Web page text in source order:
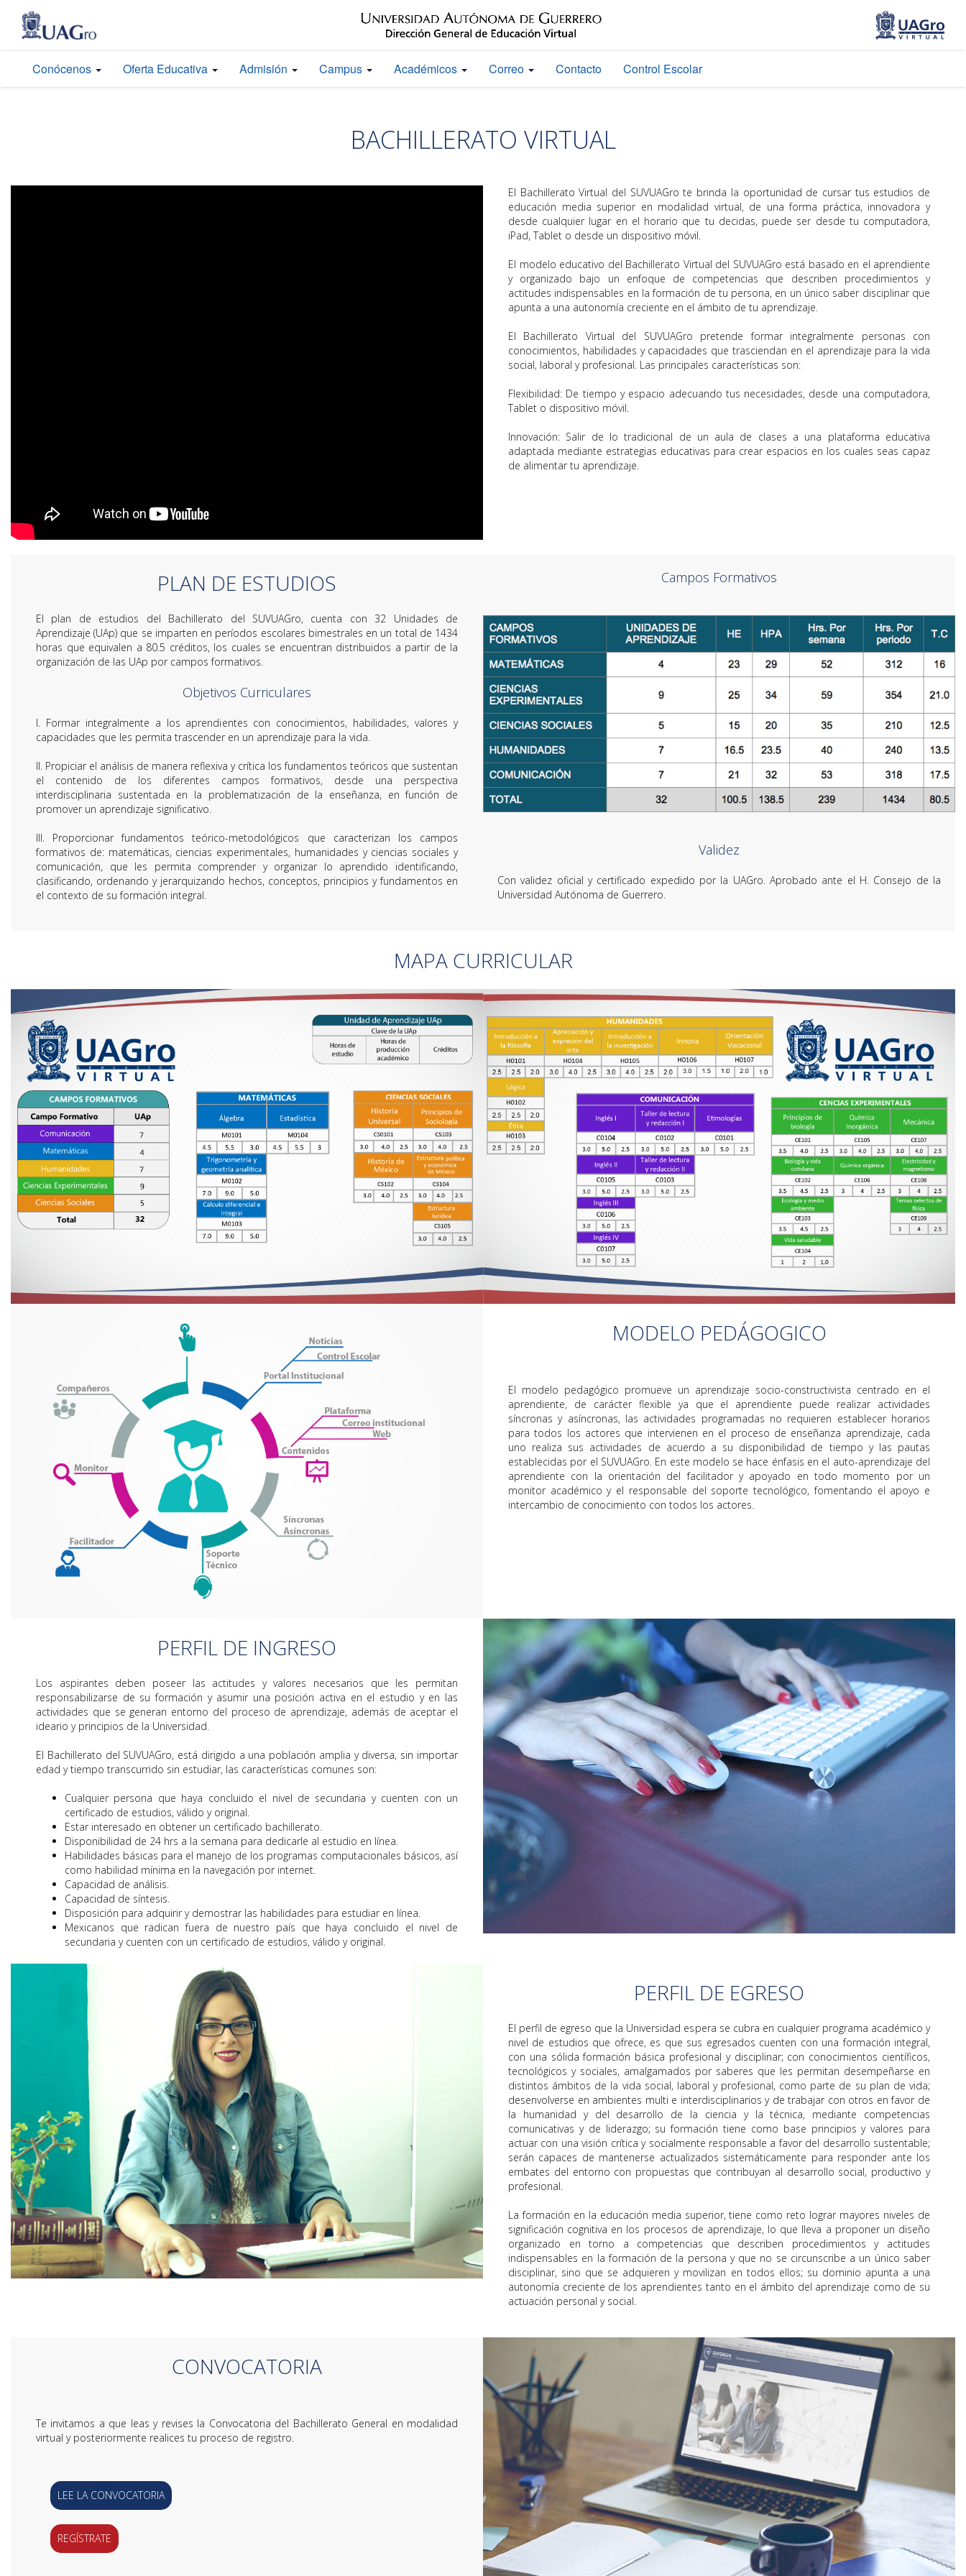
Conócenos Oferta Educativa Admisión Campus Académicos Correo Contacto Control Escolar
BACHILLERATO VIRTUAL
El Bachillerato Virtual del SUVUAGro te brinda la oportunidad de cursar tus estudios de
educación media superior en modalidad virtual, de una forma práctica, innovadora y
desde cualquier lugar en el horario que tu decidas, puede ser desde tu computadora,
iPad, Tablet o desde un dispositivo móvil.
El modelo educativo del Bachillerato Virtual del SUVUAGro está basado en el aprendiente
y organizado bajo un enfoque de competencias que describen procedimientos y
actitudes indispensables en la formación de tu persona, en un único saber disciplinar que
apunta a una autonomía creciente en el ámbito de tu aprendizaje.
El Bachillerato Virtual del SUVUAGro pretende formar integralmente personas con
conocimientos, habilidades y capacidades que trasciendan en el aprendizaje para la vida
social, laboral y profesional. Las principales características son:
Flexibilidad: De tiempo y espacio adecuando tus necesidades, desde una computadora,
Tablet o dispositivo móvil.
Innovación: Salir de lo tradicional de un aula de clases a una plataforma educativa
adaptada mediante estrategias educativas para crear espacios en los cuales seas capaz
de alimentar tu aprendizaje.
Campos Formativos
Validez
Con validez oficial y certificado expedido por la UAGro. Aprobado ante el H. Consejo de la
Universidad Autónoma de Guerrero.
PLAN DE ESTUDIOS
El plan de estudios del Bachillerato del SUVUAGro, cuenta con 32 Unidades de
Aprendizaje (UAp) que se imparten en períodos escolares bimestrales en un total de 1434
horas que equivalen a 80.5 créditos, los cuales se encuentran distribuidos a partir de la
organización de las UAp por campos formativos.
Objetivos Curriculares
I. Formar integralmente a los aprendientes con conocimientos, habilidades, valores y
capacidades que les permita trascender en un aprendizaje para la vida.
II. Propiciar el análisis de manera reflexiva y crítica los fundamentos teóricos que sustentan
el contenido de los diferentes campos formativos, desde una perspectiva
interdisciplinaria sustentada en la problematización de la enseñanza, en función de
promover un aprendizaje significativo.
III. Proporcionar fundamentos teórico-metodológicos que caracterizan los campos
formativos de: matemáticas, ciencias experimentales, humanidades y ciencias sociales y
comunicación, que les permita comprender y organizar lo aprendido identificando,
clasificando, ordenando y jerarquizando hechos, conceptos, principios y fundamentos en
el contexto de su formación integral.
MAPA CURRICULAR
MODELO PEDÁGOGICO
El modelo pedagógico promueve un aprendizaje socio-constructivista centrado en el
aprendiente, de carácter flexible ya que el aprendiente puede realizar actividades
síncronas y asíncronas, las actividades programadas no requieren establecer horarios
para todos los actores que intervienen en el proceso de enseñanza aprendizaje, cada
uno realiza sus actividades de acuerdo a su disponibilidad de tiempo y las pautas
establecidas por el SUVUAGro. En este modelo se hace énfasis en el auto-aprendizaje del
aprendiente con la orientación del facilitador y apoyado en todo momento por un
monitor académico y el responsable del soporte tecnológico, fomentando el apoyo e
intercambio de conocimiento con todos los actores.
PERFIL DE INGRESO
Los aspirantes deben poseer las actitudes y valores necesarios que les permitan
responsabilizarse de su formación y asumir una posición activa en el estudio y en las
actividades que se generan entorno del proceso de aprendizaje, además de aceptar el
ideario y principios de la Universidad.
El Bachillerato del SUVUAGro, está dirigido a una población amplia y diversa, sin importar
edad y tiempo transcurrido sin estudiar, las características comunes son:
Cualquier persona que haya concluido el nivel de secundaria y cuenten con un
certificado de estudios, válido y original.
Estar interesado en obtener un certificado bachillerato.
Disponibilidad de 24 hrs a la semana para dedicarle al estudio en línea.
Habilidades básicas para el manejo de los programas computacionales básicos, así
como habilidad mínima en la navegación por internet.
Capacidad de análisis.
Capacidad de síntesis.
Disposición para adquirir y demostrar las habilidades para estudiar en línea.
Mexicanos que radican fuera de nuestro país que haya concluido el nivel de
secundaria y cuenten con un certificado de estudios, válido y original.
PERFIL DE EGRESO
El perfil de egreso que la Universidad espera se cubra en cualquier programa académico y
nivel de estudios que ofrece, es que sus egresados cuenten con una formación integral,
con una sólida formación básica profesional y disciplinar; con conocimientos científicos,
tecnológicos y sociales, amalgamados por saberes que les permitan desempeñarse en
distintos ámbitos de la vida social, laboral y profesional, como parte de su plan de vida;
desenvolverse en ambientes multi e interdisciplinarios y de trabajar con otros en favor de
la humanidad y del desarrollo de la ciencia y la técnica, mediante competencias
comunicativas y de liderazgo; su formación tiene como base principios y valores para
actuar con una visión crítica y socialmente responsable a favor del desarrollo sustentable;
serán capaces de mantenerse actualizados sistemáticamente para responder ante los
embates del entorno con propuestas que contribuyan al desarrollo social, productivo y
profesional.
La formación en la educación media superior, tiene como reto lograr mayores niveles de
significación cognitiva en los procesos de aprendizaje, lo que lleva a proponer un diseño
organizado en torno a competencias que describen procedimientos y actitudes
indispensables en la formación de la persona y que no se circunscribe a un único saber
disciplinar, sino que se adquieren y movilizan en todos ellos; su dominio apunta a una
autonomía creciente de los aprendientes tanto en el ámbito del aprendizaje como de su
actuación personal y social.
CONVOCATORIA
Te invitamos a que leas y revises la Convocatoria del Bachillerato General en modalidad
virtual y posteriormente realices tu proceso de registro.
LEE LA CONVOCATORIA
REGÍSTRATE